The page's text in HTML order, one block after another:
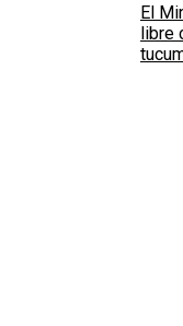
El
libre